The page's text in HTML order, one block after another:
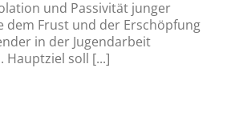
und Passivität junger
dem Frust und der Erschöpfung
in der Jugendarbeit
Hauptziel soll [...]